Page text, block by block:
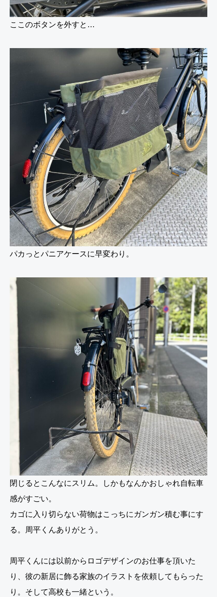
ここのボタンを外すと…
パカっとパニアケースに早変わり。
閉じるとこんなにスリム。しかもなんかおしゃれ自転車
感がすごい。
カゴに入り切らない荷物はこっちにガンガン積む事にす
る。周平くんありがとう。
周平くんには以前からロゴデザインのお仕事を頂いた
り、彼の新居に飾る家族のイラストを依頼してもらった
り。そして高校も一緒という。